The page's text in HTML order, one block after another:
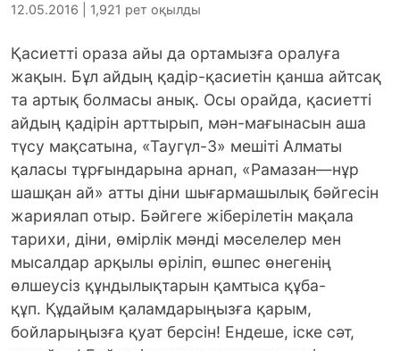
12.05.2016 | 1,921 рет оқылды
Қасиетті ораза айы да ортамызға оралуға
жақын. Бұл айдың қадір-қасиетін қанша айтсақ
та артық болмасы анық. Осы орайда, қасиетті
айдың қадірін арттырып, мән-мағынасын аша
түсу мақсатына, «Таугүл-3» мешіті Алматы
қаласы тұрғындарына арнап, «Рамазан—нұр
шашқан ай» атты діни шығармашылық бәйгесін
жариялап отыр. Бәйгеге жіберілетін мақала
тарихи, діни, өмірлік мәнді мәселелер мен
мысалдар арқылы өріліп, өшпес өнегенің
өлшеусіз құндылықтарын қамтыса құба-
құп. Құдайым қаламдарыңызға қарым,
бойларыңызға қуат берсін! Ендеше, іске сәт,